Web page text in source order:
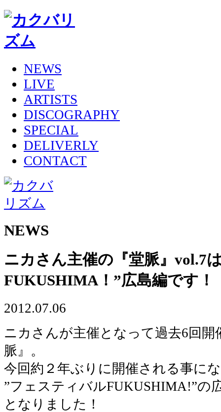
NEWS
LIVE
ARTISTS
DISCOGRAPHY
SPECIAL
DELIVERLY
CONTACT
NEWS
ニカさん主催の『堂脈』vol.7
FUKUSHIMA！”広島編です！
2012.07.06
ニカさんが主催となって過去6回
脈』。
今回約２年ぶりに開催される事に
”フェスティバルFUKUSHIMA!”の
となりました！